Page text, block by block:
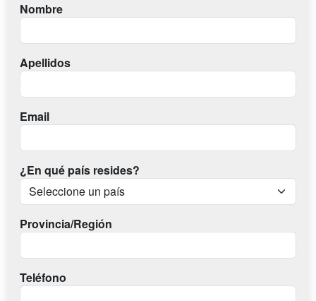
Nombre
Apellidos
Email
¿En qué país resides?
Provincia/Región
Teléfono